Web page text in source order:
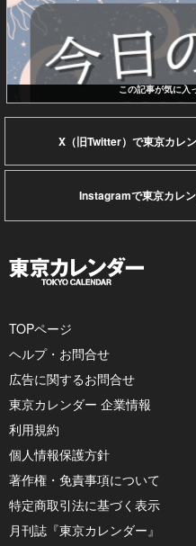
この記事が気に入
X（旧Twitter）で東京カレ
Instagramで東京カレ
TOPページ
ヘルプ・お問合せ
広告に関するお問合せ
東京カレンダー 企業情報
利用規約
個人情報保護方針
著作権・免責事項について
特定商取引法に基づく表示
月刊誌『東京カレンダー』